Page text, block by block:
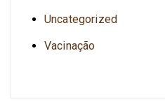
Uncategorized
Vacinação